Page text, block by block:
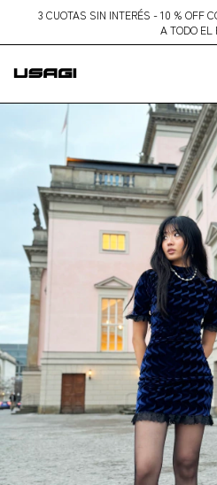
3 CUOTAS SIN INTERÉS - 10 % OFF
A TODO EL